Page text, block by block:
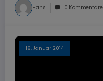
Hans 0 Kommentare
16. Januar 2014